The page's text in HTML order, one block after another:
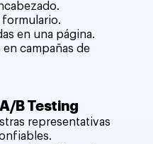
formulario.
en una página.
campañas de
B Testing
representativas